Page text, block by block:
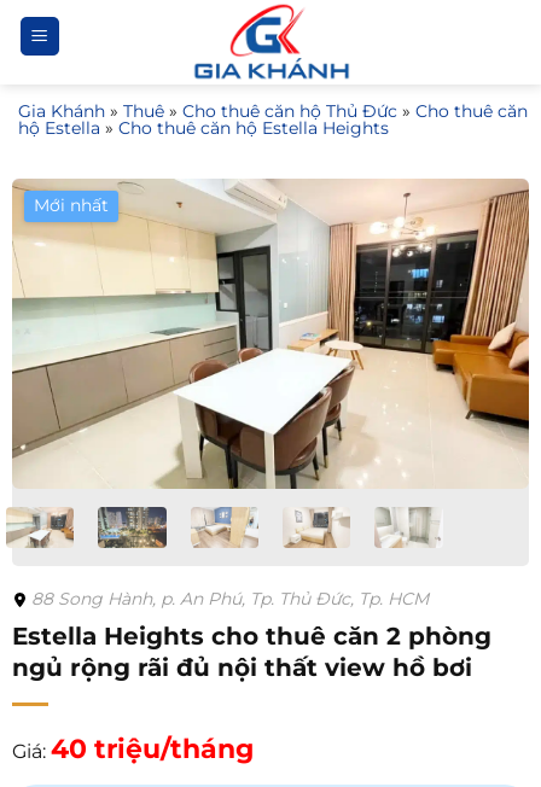
Bỏ
qua
dung
Gia Khánh » Thuê » Cho thuê căn hộ Thủ Đức » Cho thuê căn
hộ Estella » Cho thuê căn hộ Estella Heights
Mới nhất
88 Song Hành, p. An Phú, Tp. Thủ Đức, Tp. HCM
Estella Heights cho thuê căn 2 phòng
ngủ rộng rãi đủ nội thất view hồ bơi
Giá: 40 triệu/tháng